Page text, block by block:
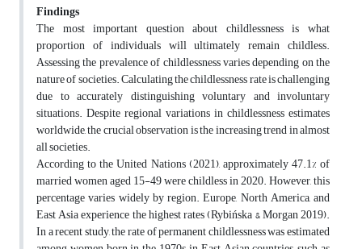
Findings
The most important question about childlessness is what
proportion of individuals will ultimately remain childless.
Assessing the prevalence of childlessness varies depending on the
nature of societies. Calculating the childlessness rate is challenging
due to accurately distinguishing voluntary and involuntary
situations. Despite regional variations in childlessness estimates
worldwide, the crucial observation is the increasing trend in almost
all societies.
According to the United Nations (2021), approximately 47.1% of
married women aged 15-49 were childless in 2020. However, this
percentage varies widely by region. Europe, North America, and
East Asia experience the highest rates (Rybińska & Morgan 2019).
In a recent study, the rate of permanent childlessness was estimated